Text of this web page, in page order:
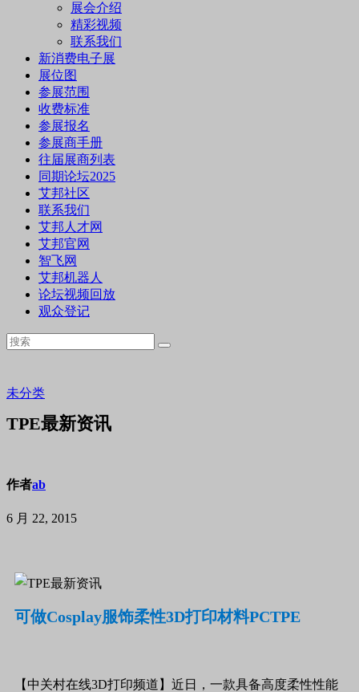
展会介绍
精彩视频
联系我们
新消费电子展
展位图
参展范围
收费标准
参展报名
参展商手册
往届展商列表
同期论坛2025
艾邦社区
联系我们
艾邦人才网
艾邦官网
智飞网
艾邦机器人
论坛视频回放
观众登记
未分类
TPE最新资讯
作者ab
6 月 22, 2015
可做Cosplay服饰柔性3D打印材料PCTPE
【中关村在线3D打印频道】近日，一款具备高度柔性性能